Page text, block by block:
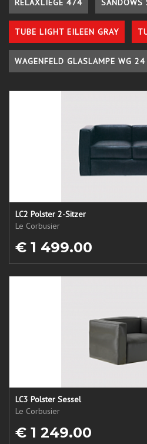
RELAXLIEGE 474 SANDOWS
TUBE LIGHT EILEEN GRAY
WAGENFELD GLASLAMPE WG
LC2 Polster 2-Sitzer
Le Corbusier
€ 1 499.00
LC3 Polster Sessel
Le Corbusier
€ 1 249.00